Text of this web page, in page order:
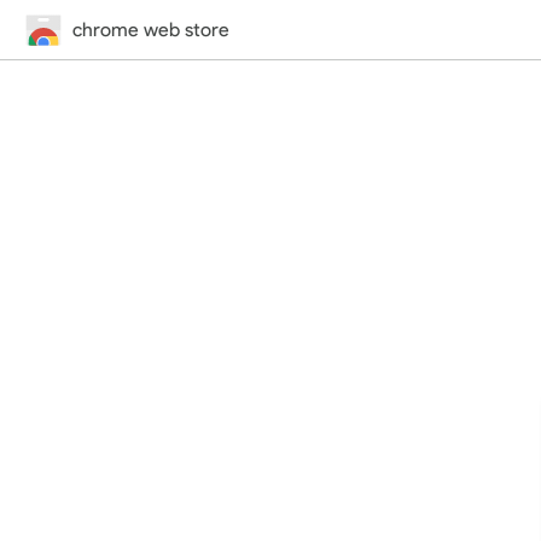
chrome web store